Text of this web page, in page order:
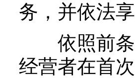
务，并依法
依照前条
经营者在首